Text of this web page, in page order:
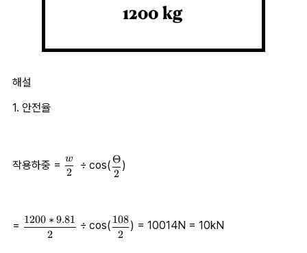
해설
1. 안전율
작용하중 = \
d
c
{
2
w
÷ cos( \
df
Θ
2
2
Θ)
= \
2
1200 ∗ 9.81
÷ cos( \
2
108
) = 10014N = 10kN